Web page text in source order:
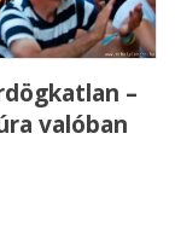
–
valóban